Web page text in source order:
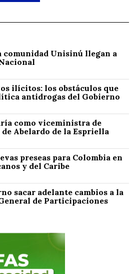
comunidad Unisinú llegan a
ilícitos: los obstáculos que
antidrogas del Gobierno
como viceministra de
Abelardo de la Espriella
preseas para Colombia en
y del Caribe
sacar adelante cambios a la
de Participaciones